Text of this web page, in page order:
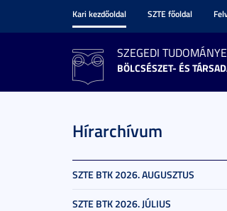
Kari kezdőoldal SZTE főoldal
SZEGEDI
BÖLCSÉSZET- ÉS
Hírarchívum
SZTE BTK 2026. AUGUSZTUS
SZTE BTK 2026. JÚLIUS